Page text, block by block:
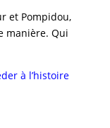
et Pompidou,
manière. Qui
à l’histoire